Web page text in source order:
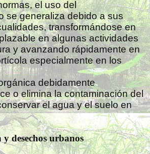
el uso del
se generaliza debido a sus
transformándose en
en algunas actividades
y avanzando rápidamente en
especialmente en los
debidamente
o elimina la contaminación del
el agua y el suelo en
desechos urbanos